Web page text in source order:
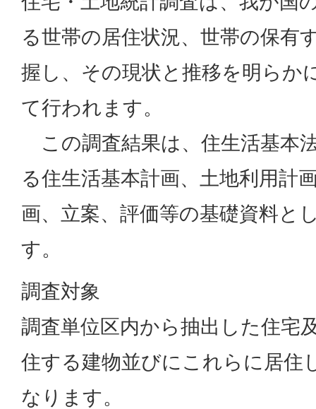
る世帯の居住状況、世帯の保有
握し、その現状と推移を明らか
て行われます。
この調査結果は、住生活基本
る住生活基本計画、土地利用計
画、立案、評価等の基礎資料と
す。
調査対象
調査単位区内から抽出した住宅
住する建物並びにこれらに居住
なります。